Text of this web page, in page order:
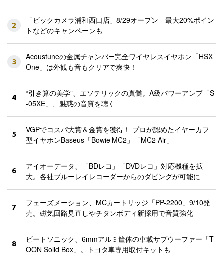
2
「ビックカメラ浦和西口店」8/29オープン 最大20%ポイン
トなどのキャンペーンも
3
Acoustuneの金属チャンバー完全ワイヤレスイヤホン「HSX
One」は外観も音もクリアで爽快！
4
“引き算の美学”、エソテリックの真髄。A級パワーアンプ「S
-05XE」、魅惑の音質を聴く
5
VGPでコスパ大賞＆金賞を獲得！ プロが認めたイヤーカフ
型イヤホンBaseus「Bowie MC2」「MC2 Air」
6
アイオーデータ、「BDレコ」「DVDレコ」対応機種を拡
大。各社ブルーレイレコーダーからのダビングが可能に
7
フェーズメーション、MCカートリッジ「PP-2200」9/10発
売。磁気回路見直しやチタンボディ新採用で音質強化
8
ビートソニック、6mmアルミ筐体の車載サブウーファー「T
OON Solid Box」。トヨタ車専用取付キットも